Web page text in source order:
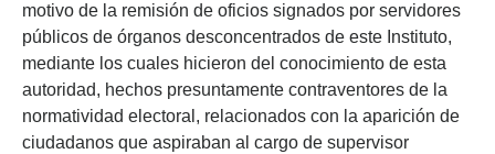
motivo de la remisión de oficios signados por servidores
públicos de órganos desconcentrados de este Instituto,
mediante los cuales hicieron del conocimiento de esta
autoridad, hechos presuntamente contraventores de la
normatividad electoral, relacionados con la aparición de
ciudadanos que aspiraban al cargo de supervisor